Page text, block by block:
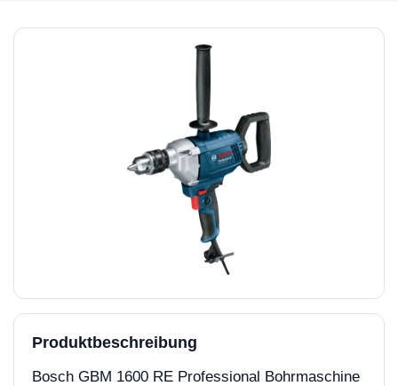
Produktbeschreibung
Bosch GBM 1600 RE Professional Bohrmaschine